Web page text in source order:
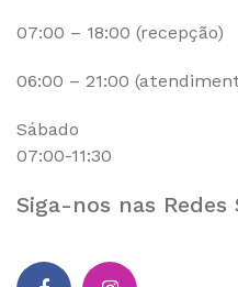
07:00 – 18:00 (recepção)
06:00 – 21:00
Sábado
07:00-11:30
Siga-nos nas Redes